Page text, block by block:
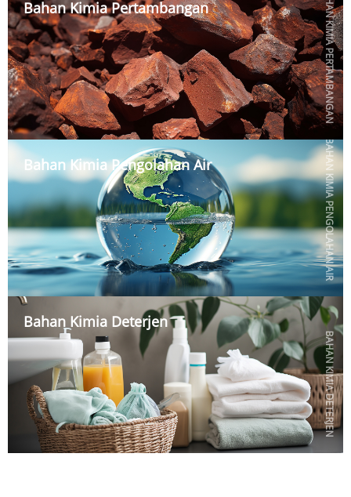
Bahan Kimia Pertambangan BAHAN KIMIA PERTAMBANGAN
Bahan Kimia Pengolahan Air BAHAN KIMIA PENGOLAHAN AIR
Bahan Kimia Deterjen
BAHAN KIMIA DETERJEN